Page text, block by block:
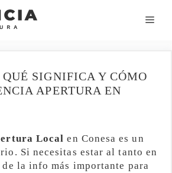
SIGNIFICA Y CÓMO
APERTURA EN
Local en Conesa es un
Si necesitas estar al tanto en
de la info más importante para